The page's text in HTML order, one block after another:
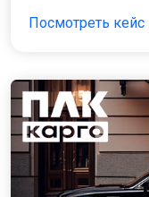
Посмотреть кейс